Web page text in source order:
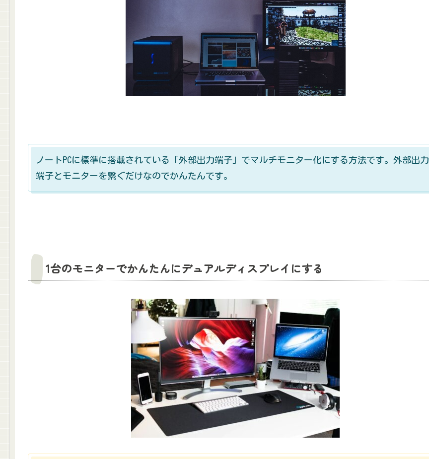
ノートPCに標準に搭載されている「外部出力端子」でマルチモニター化にする方法です。外部出力
端子とモニターを繋ぐだけなのでかんたんです。
1台のモニターでかんたんにデュアルディスプレイにする